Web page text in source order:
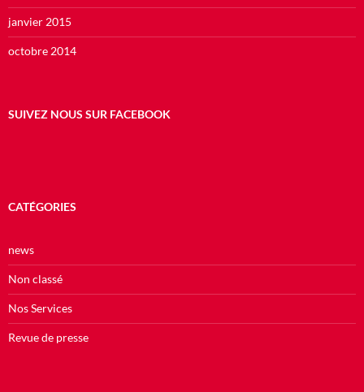
janvier 2015
octobre 2014
SUIVEZ NOUS SUR FACEBOOK
CATÉGORIES
news
Non classé
Nos Services
Revue de presse